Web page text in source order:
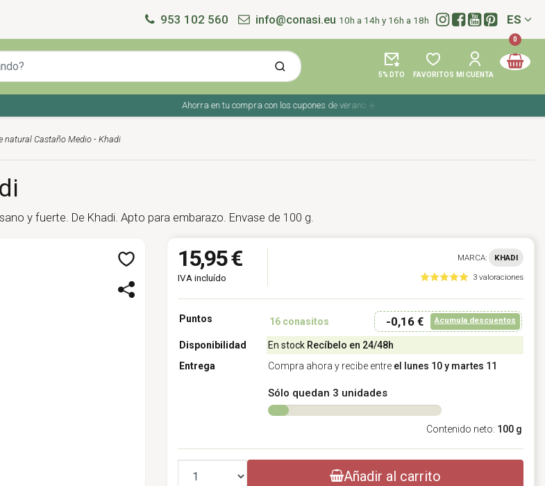
953 102 560 info@conasi.eu 10h a 14h y 16h a 18h Idioma:
ES
5% DTO FAVORITOS MI CUENTA
0
Ahorra en tu compra con los cupones de verano ☀️ ¡Del 27 julio al 9 agosto!
natural Castaño Medio - Khadi
y fuerte. De Khadi. Apto para embarazo. Envase de 100 g.
15,95 €
IVA incluído
MARCA:
KHADI
3 valoraciones
Puntos 16conasitos -0,16 € Acumula descuentos
Disponibilidad En stock Recíbelo en 24/48h
Entrega
Compra ahora y recibe entre el lunes 10 y martes 11
Sólo quedan 3 unidades
Contenido neto: 100 g
Cantidad Añadir al carrito